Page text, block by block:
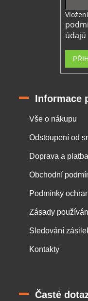
údajů
Informace
Vše o nákupu
Odstoupení od
Doprava a platba
Obchodní
Podmínky
Zásady
Sledování
Kontakty
Časté